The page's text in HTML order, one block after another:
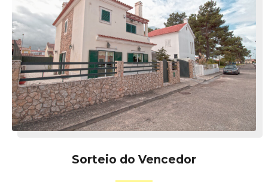
Sorteio do Vencedor